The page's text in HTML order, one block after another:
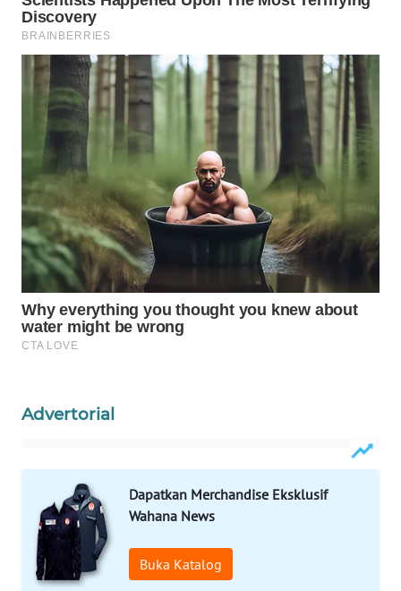
Advertorial
Dapatkan Merchandise Eksklusif
Wahana News
Buka Katalog
WAHANA
HEALTH
WAHANA
DESA
WISATA
LAPAK
WAHANA
Wahana
Network
KONSUMEN
LISTRIK
ID
MAWAKA
ID
MARTABAT